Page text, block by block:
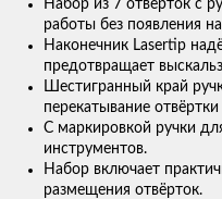
Набор из 7 отверток с
работы без появления
Наконечник Lasertip
предотвращает
Шестигранный край
перекатывание
С маркировкой ручки
инструментов.
Набор включает
размещения отвёрток.